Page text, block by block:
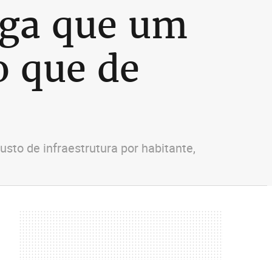
que um
de
de infraestrutura por habitante,